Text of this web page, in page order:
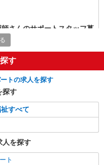
さんのサポートスタッフ募
円 ＜日払い有/週払い有/交
代含む)＞
最寄り駅≪稲毛海岸≫
1営業部
(基本給175,450円＋一律手当
す
トの求人を探す
探す
すべて
人を探す
ト